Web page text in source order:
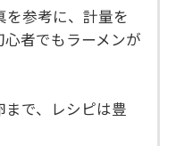
参考に、計量を
者でもラーメンが
で、レシピは豊